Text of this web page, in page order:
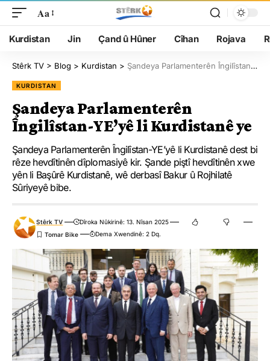
Aa
Kurdistan Jin Çand û Hûner Cîhan Rojava
Stêrk TV > Blog > Kurdistan > Şandeya Parlamenterên Îngilîstan-YE’yê li Kurdistanê ye
KURDISTAN
Şandeya Parlamenterên
Îngilîstan-YE’yê li Kurdistanê ye
Şandeya Parlamenterên Îngilîstan-YE’yê li Kurdistanê dest bi
rêze hevdîtinên dîplomasiyê kir. Şande piştî hevdîtinên xwe
yên li Başûrê Kurdistanê, wê derbasî Bakur û Rojhilatê
Sûriyeyê bibe.
Stêrk TV
Dîroka Nûkirinê: 13. Nîsan 2025
Dema Xwendinê: 2 Dq.